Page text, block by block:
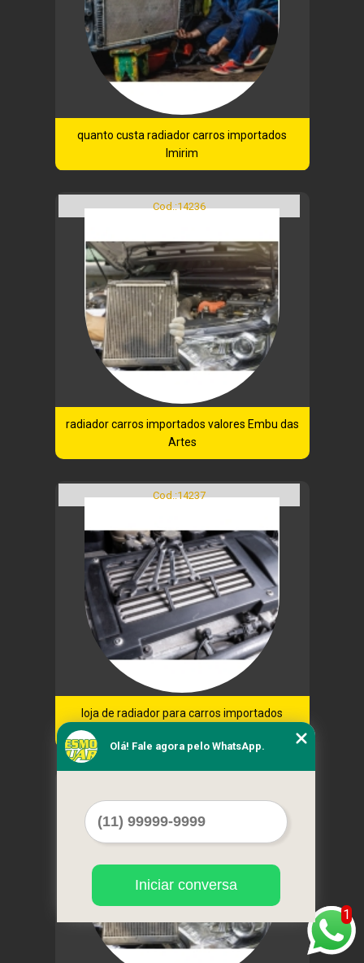
quanto custa radiador carros importados
Imirim
Cod.:14236
radiador carros importados valores Embu das
Artes
Cod.:14237
loja de radiador para carros importados
1
Olá! Fale agora pelo WhatsApp.
Iniciar conversa